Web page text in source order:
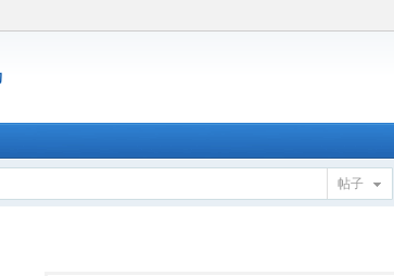
帖子